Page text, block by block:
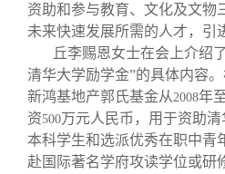
资助和参与教育、文化及文物
未来快速发展所需的人才，引
丘李赐恩女士在会上介绍
清华大学励学金”的具体内容
新鸿基地产郭氏基金从 2008年
资500万元人民币，用于资助
本科学生和选派优秀在职中青
赴国际著名学府攻读学位或研